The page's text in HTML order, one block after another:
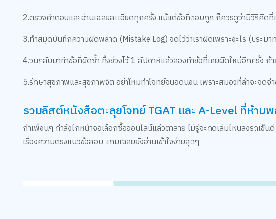
2.ตรวจคำตอบและอ่านเฉลยละเอียดทุกครั้ง แม้แต่ข้อที่ตอบถูก ก็ควรดูว่ามีวิธีคิดที่
3.ทำสมุดบันทึกความผิดพลาด (Mistake Log) จดไว้ว่าเราผิดเพราะอะไร (ประมา
4.วนกลับมาทำข้อที่ผิดซ้ำ ทิ้งช่วงไว้ 1 สัปดาห์แล้วลองทำข้อที่เคยผิดใหม่อีกครั้ง
5.รักษาสุขภาพและสุขภาพจิต อย่าโหมทำโจทย์จนอดนอน เพราะสมองที่ล้าจะจดจำ
รวมลิสต์หนังสือตะลุยโจทย์ TGAT และ A-Level ที่ห้าม
ถ้าเพื่อนๆ กำลังไถหน้าจอเลือกซื้อออนไลน์แล้วตาลาย ไม่รู้จะกดเล่มไหนลงรถเข็
เรื่องความตรงแนวข้อสอบ แถมเฉลยยังอ่านเข้าใจง่ายสุดๆ